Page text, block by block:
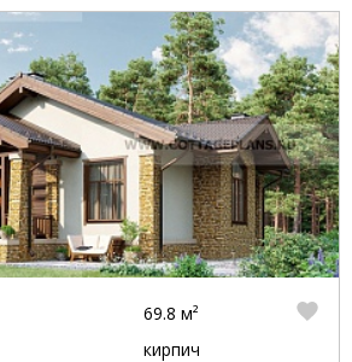
69.8 м²
кирпич